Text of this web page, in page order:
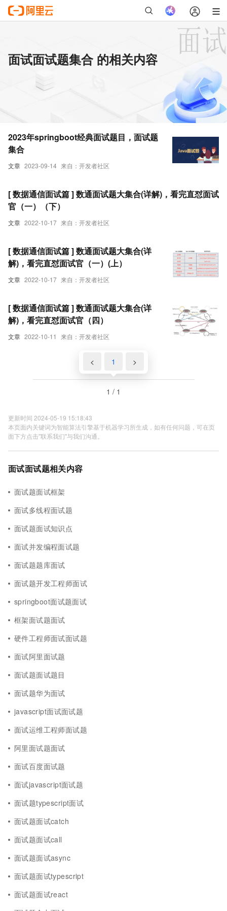
面试面试题集合 的相关内容
文章 2023-09-14 来自：开发者社区
2023年springboot经典面试题目，面试题
集合
文章 2022-10-17 来自：开发者社区
[ 数据通信面试篇 ] 数通面试题大集合(详解)，看完直怼面试
官（一）（下）
文章 2022-10-17 来自：开发者社区
[ 数据通信面试篇 ] 数通面试题大集合(详
解)，看完直怼面试官（一）(上）
文章 2022-10-11 来自：开发者社区
[ 数据通信面试篇 ] 数通面试题大集合(详
解)，看完直怼面试官（四）
< 1 >
1 / 1
更新时间 2024-05-19 15:18:43
本页面内关键词为智能算法引擎基于机器学习所生成，如有任何问题，可在页
面下方点击"联系我们"与我们沟通。
面试面试题相关内容
面试题面试框架
面试多线程面试题
面试题面试知识点
面试并发编程面试题
面试题题库面试
面试题开发工程师面试
springboot面试题面试
框架面试题面试
硬件工程师面试面试题
面试阿里面试题
面试题面试题目
面试题华为面试
javascript面试面试题
面试运维工程师面试题
阿里面试题面试
面试百度面试题
面试javascript面试题
面试题typescript面试
面试题面试catch
面试题面试call
面试题面试async
面试题面试typescript
面试题面试react